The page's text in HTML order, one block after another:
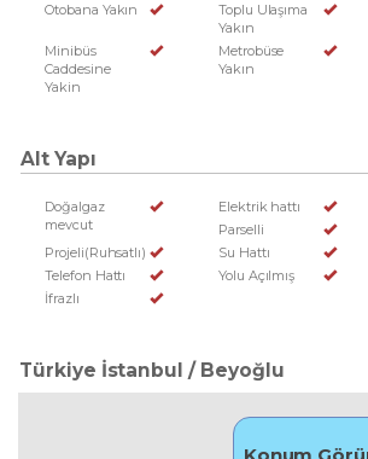
Otobana Yakın
Toplu Ulaşıma
Yakın
Minibüs
Caddesine
Yakin
Metrobüse
Yakın
Alt Yapı
Doğalgaz
mevcut
Elektrik hattı
Parselli
Projeli(Ruhsatlı)
Su Hattı
Telefon Hattı
Yolu Açılmış
İfrazlı
Türkiye İstanbul / Beyoğlu